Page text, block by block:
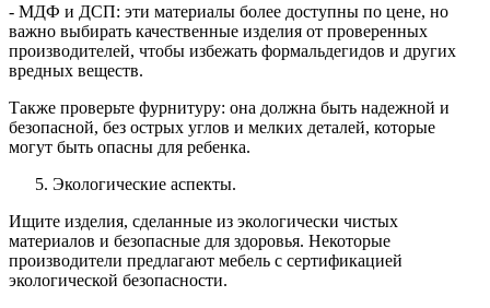
- МДФ и ДСП: эти материалы более доступны по цене, но
важно выбирать качественные изделия от проверенных
производителей, чтобы избежать формальдегидов и других
вредных веществ.
Также проверьте фурнитуру: она должна быть надежной и
безопасной, без острых углов и мелких деталей, которые
могут быть опасны для ребенка.
Экологические аспекты.
Ищите изделия, сделанные из экологически чистых
материалов и безопасные для здоровья. Некоторые
производители предлагают мебель с сертификацией
экологической безопасности.